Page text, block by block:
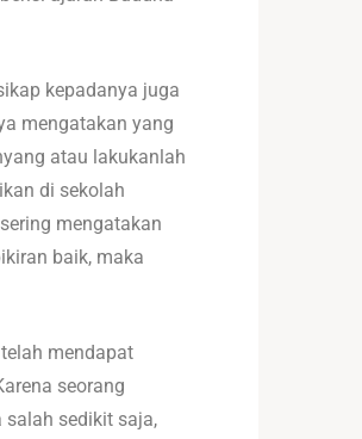
kepadanya juga
mengatakan yang
atau lakukanlah
di sekolah
mengatakan
baik, maka
mendapat
seorang
salah sedikit saja,